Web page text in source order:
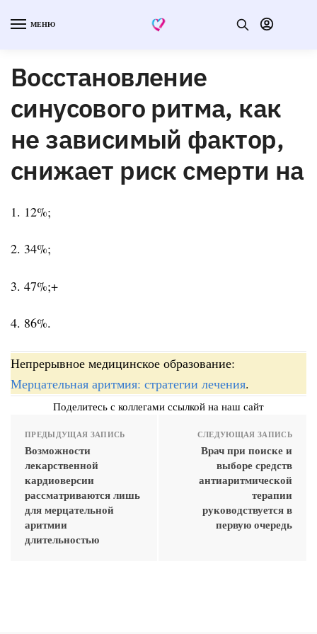
МЕНЮ
Восстановление
синусового ритма, как
не зависимый фактор,
снижает риск смерти на
1. 12%;
2. 34%;
3. 47%;+
4. 86%.
Непрерывное медицинское образование:
Мерцательная аритмия: стратегии лечения.
Поделитесь с коллегами ссылкой на наш сайт
ПРЕДЫДУЩАЯ ЗАПИСЬ
Возможности
лекарственной
кардиоверсии
рассматриваются лишь
для мерцательной
аритмии
длительностью
СЛЕДУЮЩАЯ ЗАПИСЬ
Врач при поиске и
выборе средств
антиаритмической
терапии
руководствуется в
первую очередь